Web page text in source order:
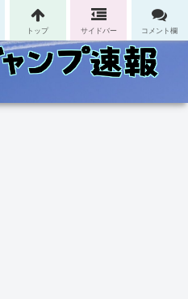
トップ サイドバー コメント欄